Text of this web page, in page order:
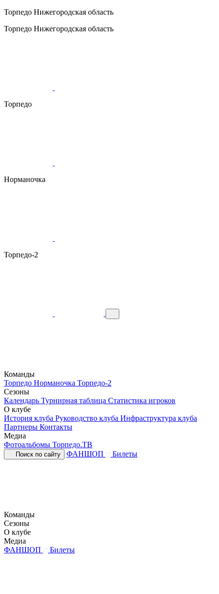
Торпедо Нижегородская область
Торпедо Нижегородская область
Торпедо
Норманочка
Торпедо-2
Команды
Торпедо Норманочка Торпедо-2
Сезоны
Календарь Турнирная таблица Статистика игроков
О клубе
История клуба Руководство клуба Инфраструктура клуба
Партнеры Контакты
Медиа
Фотоальбомы Торпедо.ТВ
Поиск по сайту ФАНШОП Билеты
Команды
Сезоны
О клубе
Медиа
ФАНШОП
Билеты